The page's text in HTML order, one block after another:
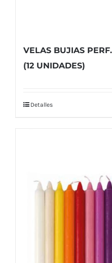
VELAS BUJIAS
(12 UNIDADES)
Detalles